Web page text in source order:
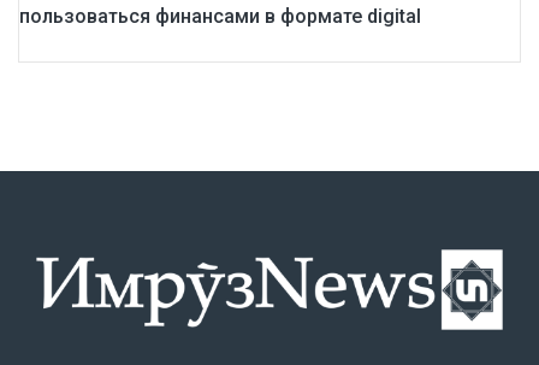
пользоваться финансами в формате digital